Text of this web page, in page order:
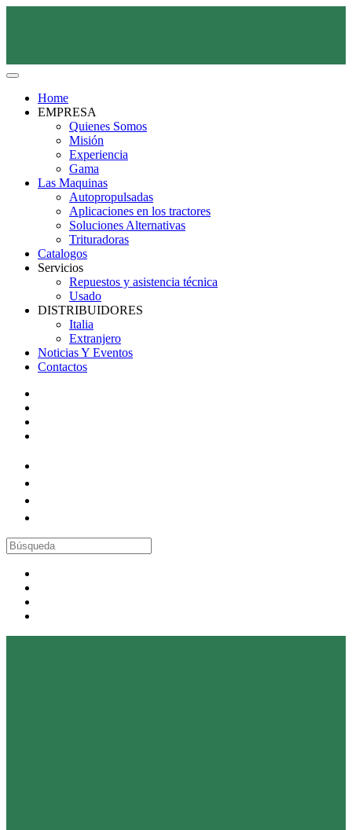
Home
EMPRESA
Quienes Somos
Misión
Experiencia
Gama
Las Maquinas
Autopropulsadas
Aplicaciones en los tractores
Soluciones Alternativas
Trituradoras
Catalogos
Servicios
Repuestos y asistencia técnica
Usado
DISTRIBUIDORES
Italia
Extranjero
Noticias Y Eventos
Contactos